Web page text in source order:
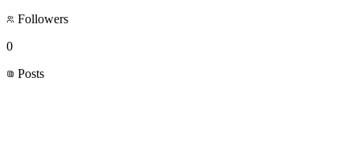
Followers
0
Posts